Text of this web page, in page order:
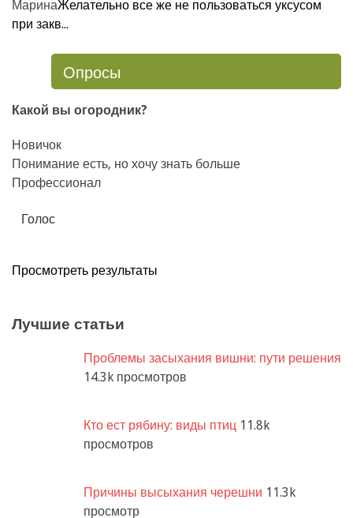
МаринаЖелательно все же не пользоваться уксусом
при закв...
Опросы
Какой вы огородник?
Новичок
Понимание есть, но хочу знать больше
Профессионал
Просмотреть результаты
Лучшие статьи
Проблемы засыхания вишни: пути решения
14.3k просмотров
Кто ест рябину: виды птиц 11.8k
просмотров
Причины высыхания черешни 11.3k
просмотр